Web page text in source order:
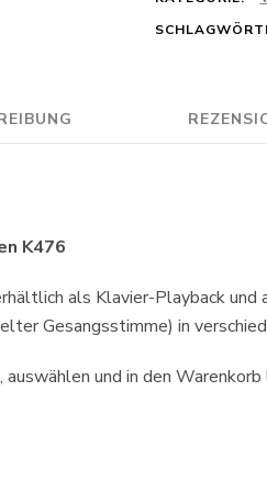
SLOW
K476
als Klavier-Playback und
Gesangsstimme) in
auswählen und in den Warenkorb